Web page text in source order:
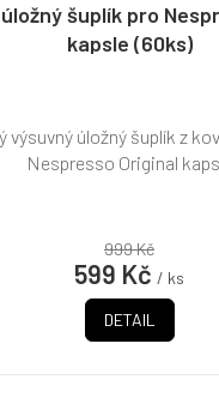
šuplík pro
kapsle (60ks)
999 Kč
599 Kč / ks
DETAIL
výsuvný úložný šuplík z
Nespresso Original